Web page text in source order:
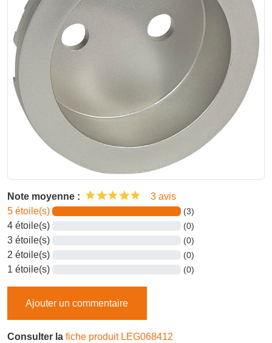
Note moyenne :
3 avis
5 étoile(s)
(3)
4 étoile(s) (0)
3 étoile(s) (0)
2 étoile(s) (0)
1 étoile(s) (0)
Ajouter un commentaire
Consulter la fiche produit LEG068412